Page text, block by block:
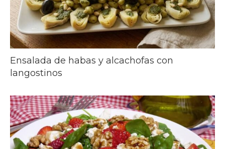
Ensalada de habas y alcachofas con
langostinos